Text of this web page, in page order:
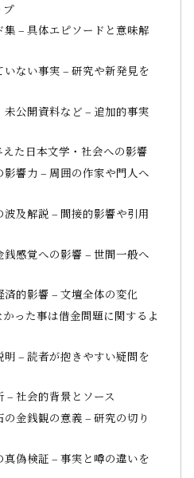
プ
– 具体エピソードと意味解
ない事実 – 研究や新発見を
公開資料など – 追加的事実
た日本文学・社会への影響
響力 – 周囲の作家や門人へ
及解説 – 間接的影響や引用
感覚への影響 – 世間一般へ
的影響 – 文壇全体の変化
った事は借金問題に関するよ
– 読者が抱きやすい疑問を
– 社会的背景とソース
金銭観の意義 – 研究の切り
偽検証 – 事実と噂の違いを